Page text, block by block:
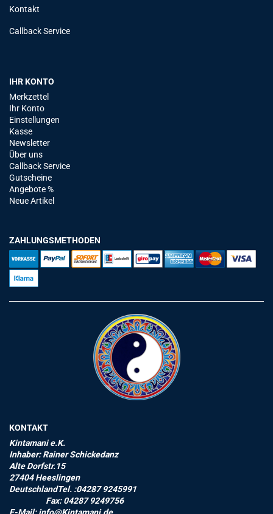
Kontakt
Callback Service
IHR KONTO
Merkzettel
Ihr Konto
Einstellungen
Kasse
Newsletter
Über uns
Callback Service
Gutscheine
Angebote %
Neue Artikel
ZAHLUNGSMETHODEN
KONTAKT
Kintamani e.K.
Inhaber: Rainer Schickedanz
Alte Dorfstr.15
27404 Heeslingen
DeutschlandTel. :04287 9245991
Fax: 04287 9249756